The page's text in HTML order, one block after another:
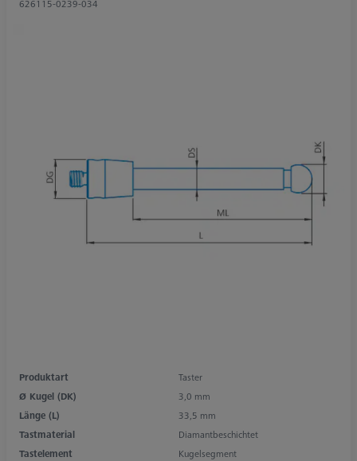
626115-0239-034
Produktart
Taster
Ø Kugel (DK)
3,0 mm
Länge (L)
33,5 mm
Tastmaterial
Diamantbeschichtet
Tastelement
Kugelsegment